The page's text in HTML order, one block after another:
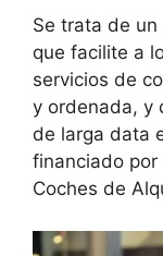
Se trata de
que facilite a
servicios de
y ordenada, y
de larga data
financiado por
Coches de